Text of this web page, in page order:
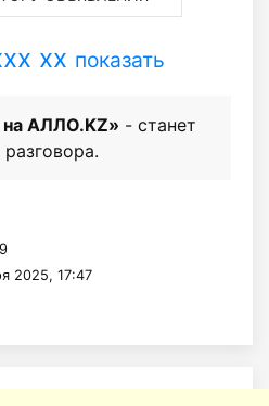
xx показать
на АЛЛО.KZ» - станет
2025, 17:47